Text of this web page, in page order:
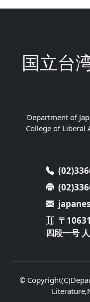
国立台
Department of
College of Liberal
〒
四段一号
©